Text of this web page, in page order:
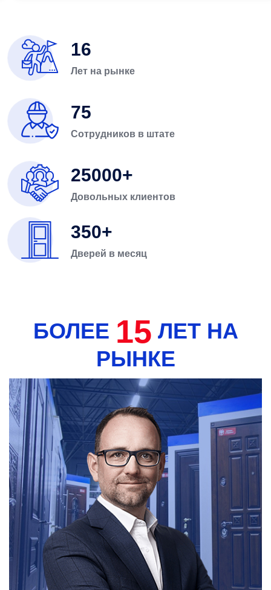
16
Лет на рынке
75
Сотрудников в штате
25000
Довольных клиентов
350
Дверей в месяц
БОЛЕЕ 15 ЛЕТ НА
РЫНКЕ